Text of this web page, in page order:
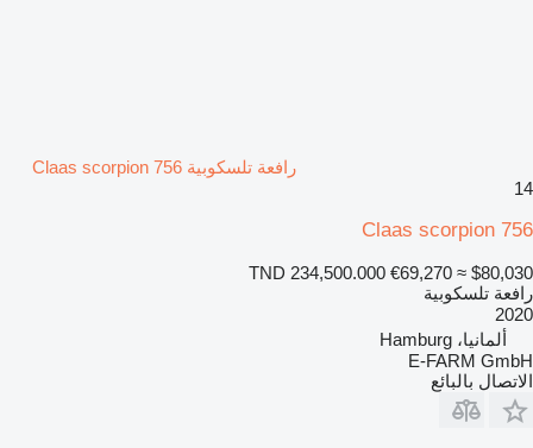
رافعة تلسكوبية Claas scorpion 756
14
Claas scorpion 756
TND 234,500.000 €69,270 ≈ $80,030
رافعة تلسكوبية
2020
ألمانيا، Hamburg
E-FARM GmbH
الاتصال بالبائع